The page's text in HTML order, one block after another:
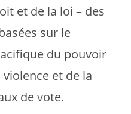
et de la loi – des
sur le
du pouvoir
et de la
de vote.